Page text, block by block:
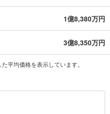
1億8,380万円
3億8,350万円
平均価格を表示しています。